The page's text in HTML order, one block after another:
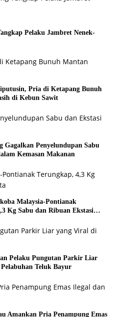
Pelaku Jambret Nenek-
Pria di Ketapang Bunuh
di Kebun Sawit
Gagalkan Penyelundupan Sabu
Kemasan Makanan
Malaysia-Pontianak
Kg Sabu dan Ribuan Ekstasi
Pelaku Pungutan Parkir Liar
Teluk Bayur
Amankan Pria Penampung Emas